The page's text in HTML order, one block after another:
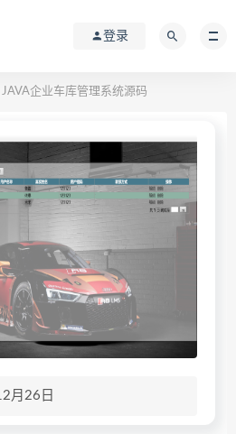
登录
JAVA企业车库管理系统源码
月26日